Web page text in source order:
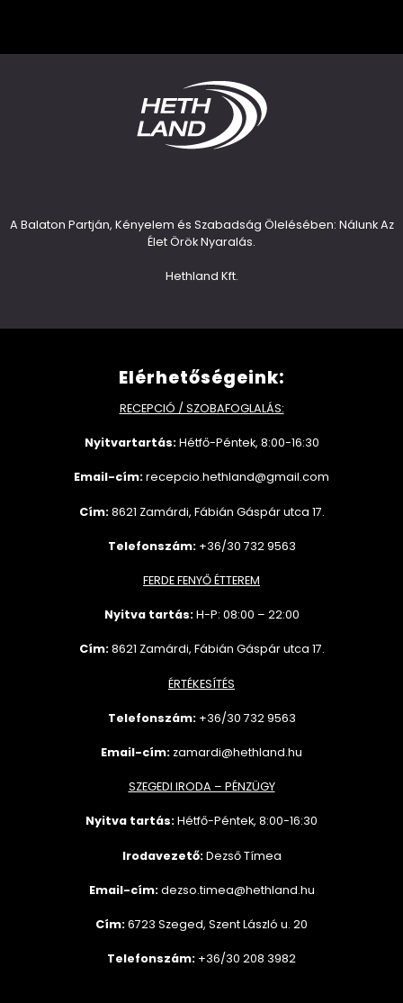
A Balaton Partján, Kényelem és Szabadság Ölelésében: Nálunk Az
Élet Örök Nyaralás.
Hethland Kft.
Elérhetőségeink:
RECEPCIÓ / SZOBAFOGLALÁS:
Nyitvartartás:Hétfő-Péntek, 8:00-16:30
Email-cím:recepcio.hethland@gmail.com
Cím:8621 Zamárdi, Fábián Gáspár utca 17.
Telefonszám: +36/30 732 9563
FERDE FENYŐ ÉTTEREM
Nyitva tartás:H-P: 08:00 – 22:00
Cím:8621 Zamárdi, Fábián Gáspár utca 17.
ÉRTÉKESÍTÉS
Telefonszám: +36/30 7329563
Email-cím: zamardi@hethland.hu
SZEGEDI IRODA – PÉNZÜGY
Nyitva tartás:Hétfő-Péntek, 8:00-16:30
Irodavezető:Dezső Tímea
Email-cím: dezso.timea@hethland.hu
Cím:6723 Szeged, Szent László u. 20
Telefonszám: +36/30 208 3982